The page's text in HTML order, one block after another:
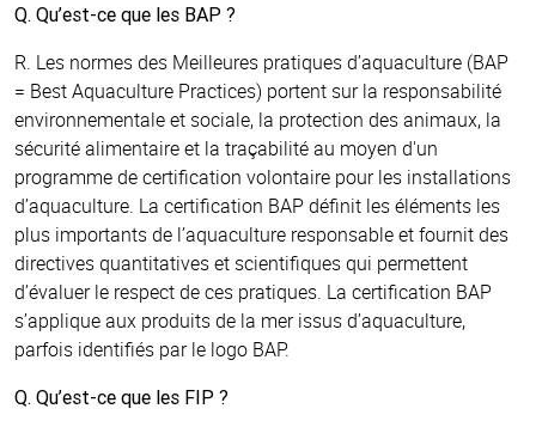
Q. Qu’est-ce que les BAP ?
R. Les normes des Meilleures pratiques d’aquaculture (BAP
= Best Aquaculture Practices) portent sur la responsabilité
environnementale et sociale, la protection des animaux, la
sécurité alimentaire et la traçabilité au moyen d'un
programme de certification volontaire pour les installations
d’aquaculture. La certification BAP définit les éléments les
plus importants de l’aquaculture responsable et fournit des
directives quantitatives et scientifiques qui permettent
d’évaluer le respect de ces pratiques. La certification BAP
s’applique aux produits de la mer issus d’aquaculture,
parfois identifiés par le logo BAP.
Q. Qu’est-ce que les FIP ?